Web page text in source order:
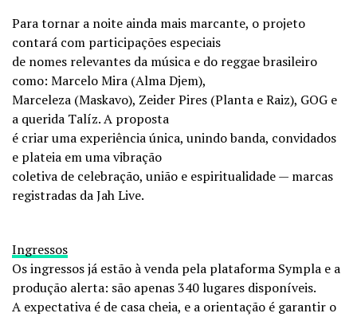
Para tornar a noite ainda mais marcante, o projeto
contará com participações especiais
de nomes relevantes da música e do reggae brasileiro
como: Marcelo Mira (Alma Djem),
Marceleza (Maskavo), Zeider Pires (Planta e Raiz), GOG e
a querida Talíz. A proposta
é criar uma experiência única, unindo banda, convidados
e plateia em uma vibração
coletiva de celebração, união e espiritualidade — marcas
registradas da Jah Live.
Ingressos
Os ingressos já estão à venda pela plataforma Sympla e a
produção alerta: são apenas 340 lugares disponíveis.
A expectativa é de casa cheia, e a orientação é garantir o